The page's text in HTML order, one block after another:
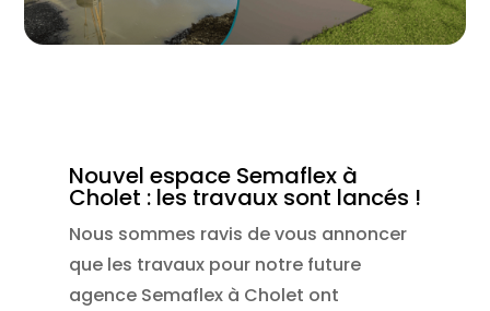
Nouvel espace Semaflex à
Cholet : les travaux sont lancés !
Nous sommes ravis de vous annoncer
que les travaux pour notre future
agence Semaflex à Cholet ont